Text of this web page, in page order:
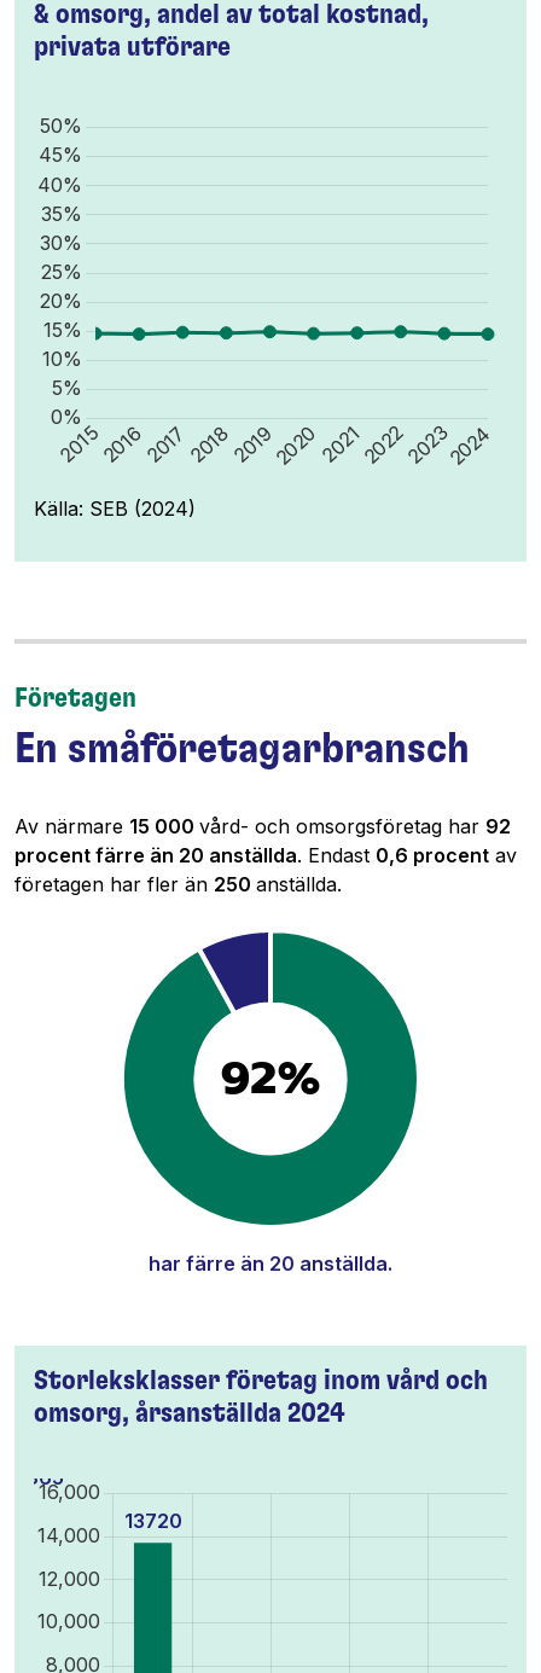
& omsorg, andel av total kostnad,
privata utförare
Källa: SEB (2024)
Företagen
En små­företagarbransch
Av närmare 15 000 vård- och omsorgsföretag har 92
procent färre än 20 anställda. Endast 0,6 procent av
företagen har fler än 250 anställda.
92%
har färre än 20 anställda.
Storleksklasser företag inom vård och
omsorg, årsanställda 2024